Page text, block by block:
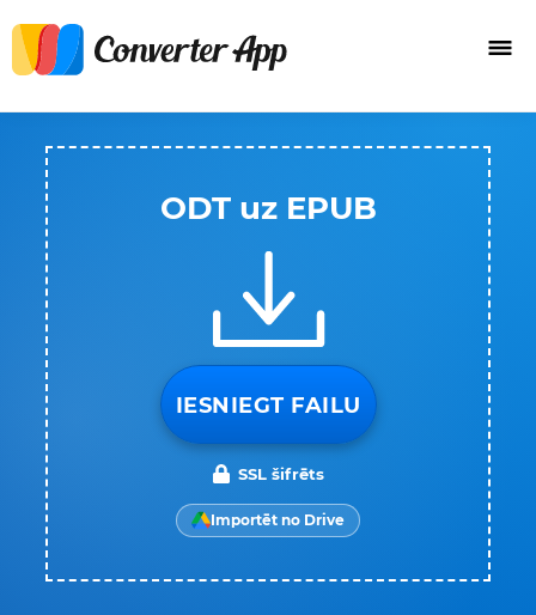
ODT uz EPUB
IESNIEGT FAILU
SSL šifrēts
Importēt no Drive